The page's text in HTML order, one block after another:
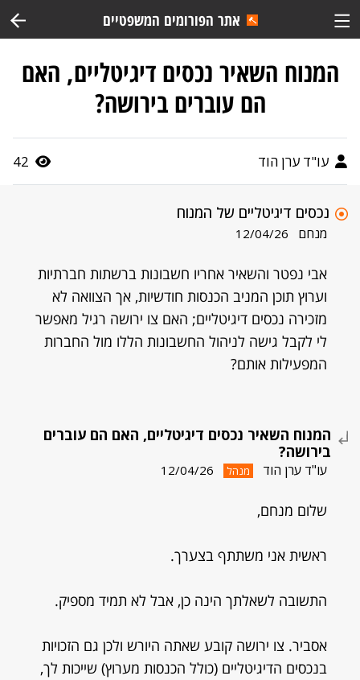
אתר הפורומים המשפטיים
המנוח השאיר נכסים דיגיטליים, האם
הם עוברים בירושה?
עו"ד ערן הוד 42
נכסים דיגיטליים של המנוח
מנחם 12/04/26
אבי נפטר והשאיר אחריו חשבונות ברשתות חברתיות
וערוץ תוכן המניב הכנסות חודשיות, אך הצוואה לא
מזכירה נכסים דיגיטליים; האם צו ירושה רגיל מאפשר
לי לקבל גישה לניהול החשבונות הללו מול החברות
המפעילות אותם?
המנוח השאיר נכסים דיגיטליים, האם הם עוברים
בירושה?
עו"ד ערן הוד מנהל 12/04/26
שלום מנחם,
ראשית אני משתתף בצערך.
התשובה לשאלתך הינה כן, אבל לא תמיד מספיק.
אסביר. צו ירושה קובע שאתה היורש ולכן גם הזכויות
בנכסים הדיגיטליים (כולל הכנסות מערוץ) שייכות לך,